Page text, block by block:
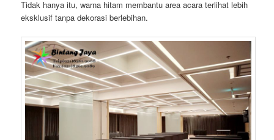
Tidak hanya itu, warna hitam membantu area acara terlihat lebih
eksklusif tanpa dekorasi berlebihan.